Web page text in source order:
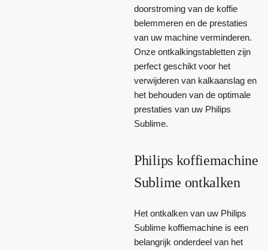
doorstroming van de koffie
belemmeren en de prestaties
van uw machine verminderen.
Onze ontkalkingstabletten zijn
perfect geschikt voor het
verwijderen van kalkaanslag en
het behouden van de optimale
prestaties van uw Philips
Sublime.
Philips koffiemachine
Sublime ontkalken
Het ontkalken van uw Philips
Sublime koffiemachine is een
belangrijk onderdeel van het